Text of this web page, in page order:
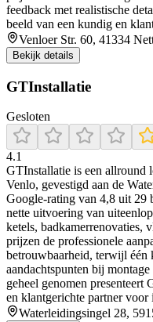
feedback met realistische
beeld van een kundig en
Venloer Str. 60, 41334
Bekijk details
GTInstallatie
Gesloten
4.1
GTInstallatie is een allround
Venlo, gevestigd aan de
Google-rating van 4,8 uit 29
nette uitvoering van
ketels, badkamerrenovaties,
prijzen de professionele
betrouwbaarheid, terwijl één
aandachtspunten bij
geheel genomen presenteert
en klantgerichte partner voor
Waterleidingsingel 28,